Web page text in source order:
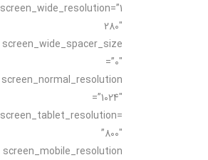
screen_wide_resolution=”1
280″
screen_wide_spacer_size
=”0″
screen_normal_resolution
=”1024″
screen_tablet_resolution=
”800″
screen_mobile_resolution